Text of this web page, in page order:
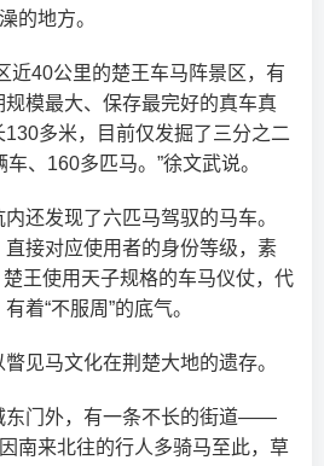
的地方。
近40公里的楚王车马阵景区，有
规模最大、保存最完好的真车真
多米，目前仅发掘了三分之二
、160多匹马。”徐文武说。
还发现了六匹马驾驭的马车。
接对应使用者的身份等级，素
楚王使用天子规格的车马仪仗，代
着“不服周”的底气。
见马文化在荆楚大地的遗存。
东门外，有一条不长的街道——
南来北往的行人多骑马至此，草